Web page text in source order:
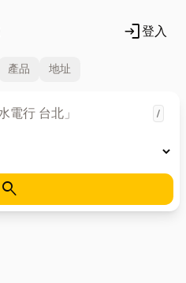
login登入
產品 地址
/
search